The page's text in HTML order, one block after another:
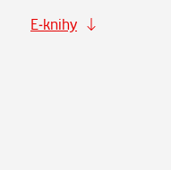
E-knihy